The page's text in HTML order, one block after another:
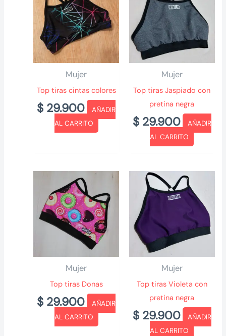
Mujer
Top tiras cintas colores
$ 29.900
AÑADIR
AL CARRITO
Mujer
Top tiras Jaspiado con
pretina negra
$29.900
AÑADIR
AL CARRITO
Mujer
Top tiras Donas
$ 29.900
AÑADIR
AL CARRITO
Mujer
Top tiras Violeta con
pretina negra
$29.900
AÑADIR
AL CARRITO